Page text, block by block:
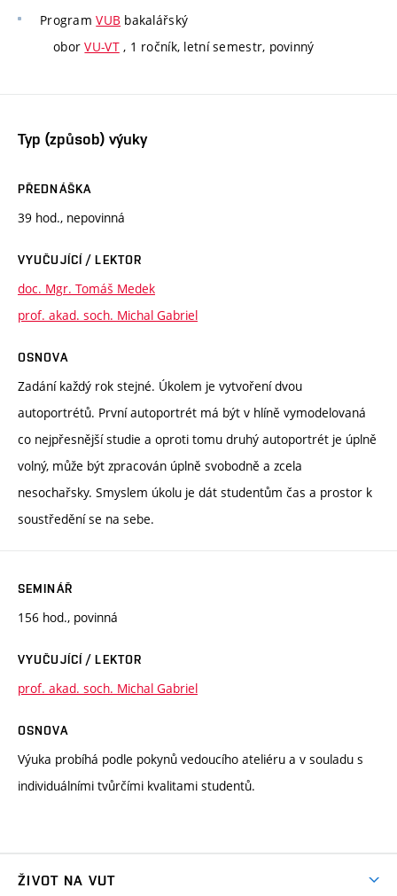
ProgramVUB bakalářský
oborVU-VT, 1 ročník, letní semestr, povinný
Typ (způsob) výuky
PŘEDNÁŠKA
39 hod., nepovinná
VYUČUJÍCÍ / LEKTOR
doc. Mgr. Tomáš Medek
prof. akad. soch. Michal Gabriel
OSNOVA
Zadání každý rok stejné. Úkolem je vytvoření dvou
autoportrétů. První autoportrét má být v hlíně vymodelovaná
co nejpřesnější studie a oproti tomu druhý autoportrét je úplně
volný, může být zpracován úplně svobodně a zcela
nesochařsky. Smyslem úkolu je dát studentům čas a prostor k
soustředění se na sebe.
SEMINÁŘ
156 hod., povinná
VYUČUJÍCÍ / LEKTOR
prof. akad. soch. Michal Gabriel
OSNOVA
Výuka probíhá podle pokynů vedoucího ateliéru a v souladu s
individuálními tvůrčími kvalitami studentů.
ŽIVOT NA VUT